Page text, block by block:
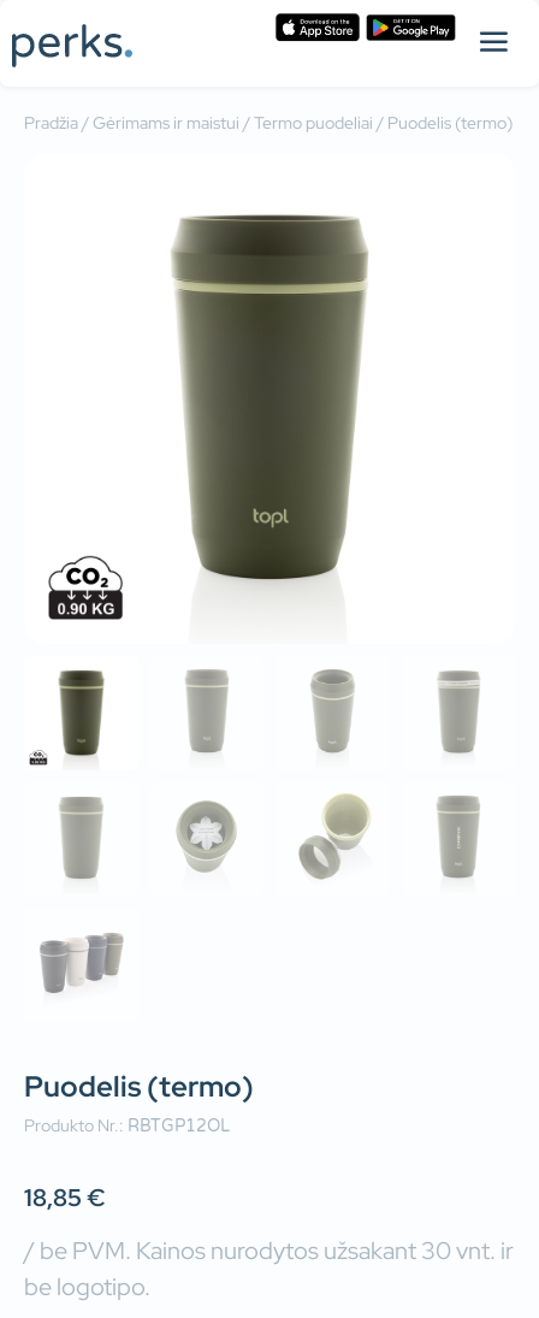
Pradžia/Gėrimams ir maistui /Termo puodeliai / Puodelis (termo)
Puodelis (termo)
Produkto Nr.: RBTGP12OL
18,85€
/ be PVM. Kainos nurodytos užsakant 30 vnt. ir
be logotipo.